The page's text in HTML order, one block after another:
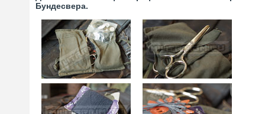
Бундесвера.